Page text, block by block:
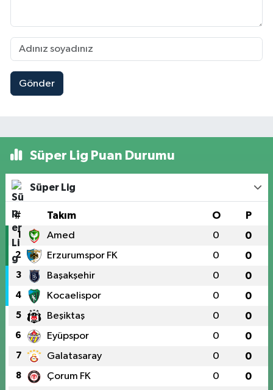
Gönder
Süper Lig Puan Durumu
Süper Lig
# Takım O P
1 Amed 0 0
2 Erzurumspor FK 0 0
3 Başakşehir 0 0
4 Kocaelispor 0 0
5 Beşiktaş 0 0
6 Eyüpspor 0 0
7 Galatasaray 0 0
8 Çorum FK 0 0